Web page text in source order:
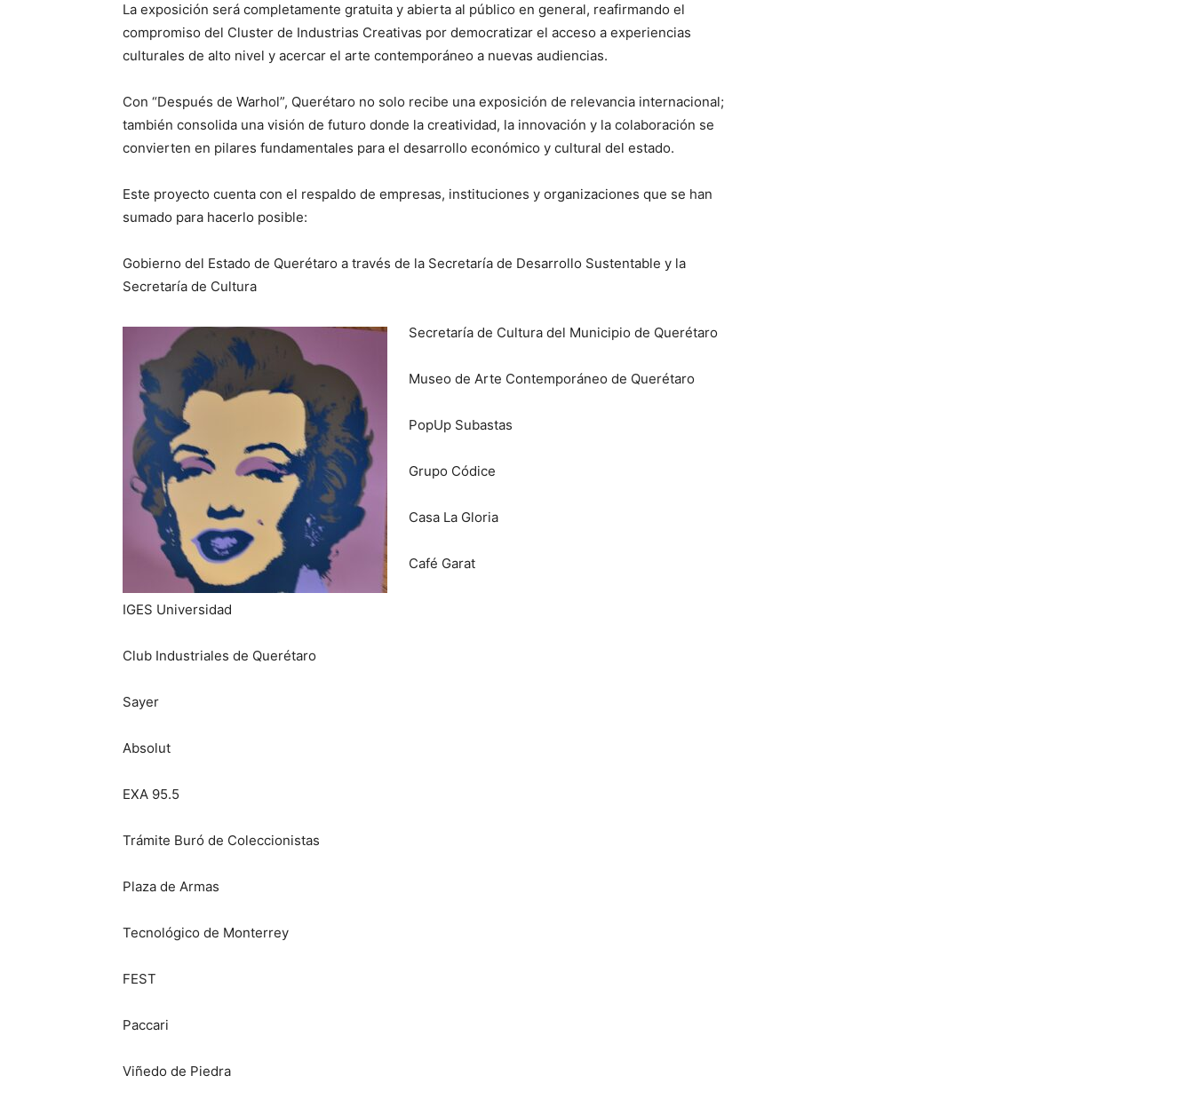
La exposición será completamente gratuita y abierta al público en general, reafirmando el
compromiso del Cluster de Industrias Creativas por democratizar el acceso a experiencias
culturales de alto nivel y acercar el arte contemporáneo a nuevas audiencias.
Con “Después de Warhol”, Querétaro no solo recibe una exposición de relevancia internacional;
también consolida una visión de futuro donde la creatividad, la innovación y la colaboración se
convierten en pilares fundamentales para el desarrollo económico y cultural del estado.
Este proyecto cuenta con el respaldo de empresas, instituciones y organizaciones que se han
sumado para hacerlo posible:
Gobierno del Estado de Querétaro a través de la Secretaría de Desarrollo Sustentable y la
Secretaría de Cultura
Secretaría de Cultura del Municipio de Querétaro
Museo de Arte Contemporáneo de Querétaro
PopUp Subastas
Grupo Códice
Casa La Gloria
Café Garat
IGES Universidad
Club Industriales de Querétaro
Sayer
Absolut
EXA 95.5
Trámite Buró de Coleccionistas
Plaza de Armas
Tecnológico de Monterrey
FEST
Paccari
Viñedo de Piedra